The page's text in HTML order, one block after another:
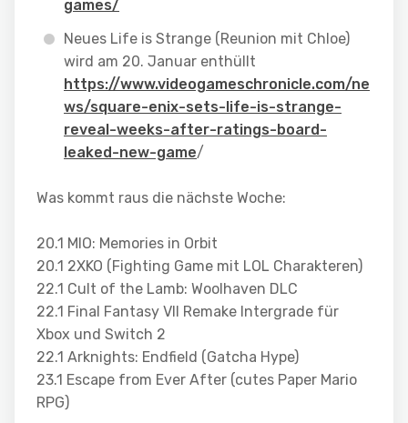
games/
Neues Life is Strange (Reunion mit Chloe)
wird am 20. Januar enthüllt
https://www.videogameschronicle.com/ne
ws/square-enix-sets-life-is-strange-
reveal-weeks-after-ratings-board-
leaked-new-game/
Was kommt raus die nächste Woche:
20.1 MIO: Memories in Orbit
20.1 2XKO (Fighting Game mit LOL Charakteren)
22.1 Cult of the Lamb: Woolhaven DLC
22.1 Final Fantasy VII Remake Intergrade für
Xbox und Switch 2
22.1 Arknights: Endfield (Gatcha Hype)
23.1 Escape from Ever After (cutes Paper Mario
RPG)